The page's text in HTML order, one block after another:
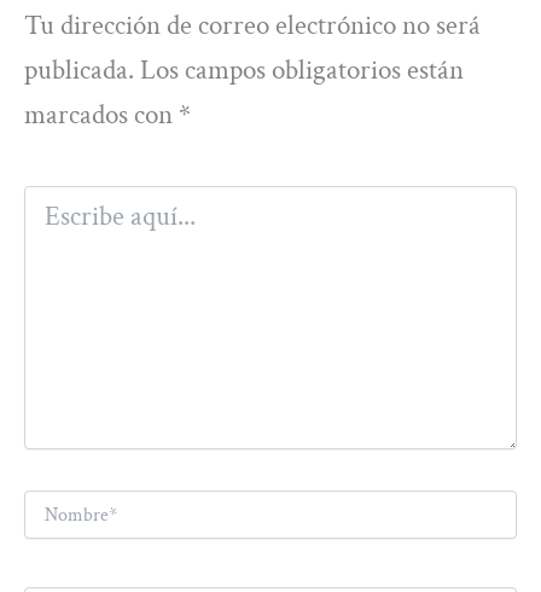
Tu dirección de correo electrónico no será
publicada. Los campos obligatorios están
marcados con *
Escribe
aquí...
Nombre*